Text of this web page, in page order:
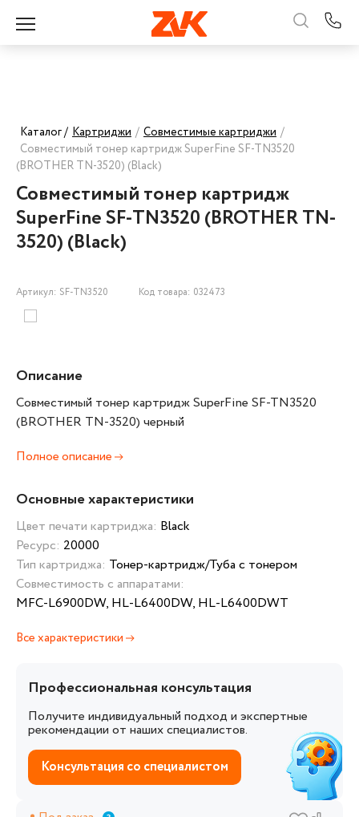
Каталог / Картриджи / Совместимые картриджи /
Совместимый тонер картридж SuperFine SF-TN3520
(BROTHER TN-3520) (Black)
Совместимый тонер картридж
SuperFine SF-TN3520 (BROTHER TN-
3520) (Black)
Артикул: SF-TN3520 Код товара: 032473
Описание
Совместимый тонер картридж SuperFine SF-TN3520
(BROTHER TN-3520) черный
Полное описание
Основные характеристики
Цвет печати картриджа: Black
Ресурс: 20000
Тип картриджа: Тонер-картридж/Туба с тонером
Совместимость с аппаратами:
MFC-L6900DW, HL-L6400DW, HL-L6400DWT
Все характеристики
Профессиональная консультация
Получите индивидуальный подход и экспертные
рекомендации от наших специалистов.
Консультация со специалистом